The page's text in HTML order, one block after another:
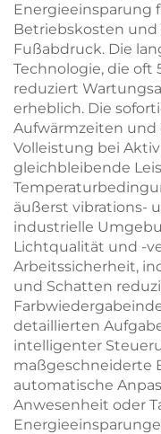
Energieeinsparung
Betriebskosten und
Fußabdruck. Die
Technologie, die
reduziert
erheblich. Die
Aufwärmzeiten
Volleistung bei
gleichbleibende
äußerst vibrations-
industrielle
Lichtqualität und -
Arbeitssicherheit,
und Schatten
detaillierten
intelligenter
maßgeschneiderte
automatische
Anwesenheit oder